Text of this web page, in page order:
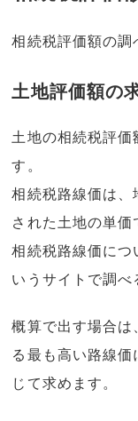
相続税評価額の調
土地評価額の
土地の相続税評価
す。
相続税路線価は、
された土地の単価
相続税路線価につ
いうサイトで調べ
概算で出す場合は
る最も高い路線
じて求めます。